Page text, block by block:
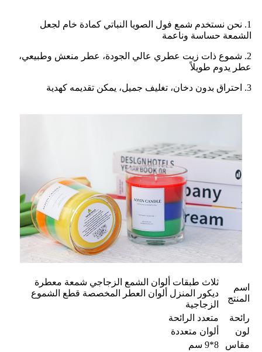
1. نحن نستخدم شمع فول الصويا النباتي كمادة خام لجعل
الشمعة حساسة وناعمة
2. شموع ذات زيت عطري عالي الجودة، عطر منعش وطبيعي،
عطر يدوم طويلاً
3. احتراق بدون دخان، تغليف جميل، يمكن تقديمه كهدية
اسم
المنتج
ثلاث طبقات ألوان الشمع الزجاجي شمعة معطرة
ديكور المنزل ألوان العطر المخصصة قطع الشموع
الزجاجية
رائحة
متعدد الرائحة
لون
ألوان متعددة
مقاس
8*9 سم